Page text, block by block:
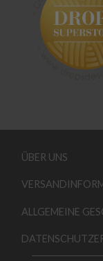
ÜBER UNS
ALLGEMEINE